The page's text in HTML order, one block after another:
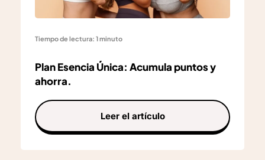
Tiempo de lectura: 1 minuto
Plan Esencia Única: Acumula puntos y
ahorra.
Leer el artículo